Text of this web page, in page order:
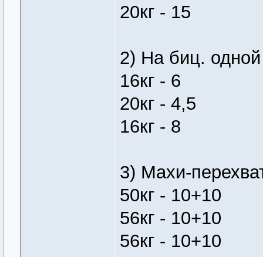
20кг - 15
2) На биц. одной
16кг - 6
20кг - 4,5
16кг - 8
3) Махи-
50кг - 10+10
56кг - 10+10
56кг - 10+10